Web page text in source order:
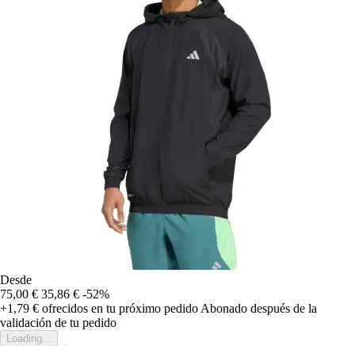
Desde
75,00 € 35,86 € -52%
+1,79 € ofrecidos en tu próximo pedidoAbonado después de la
validación de tu pedido
Loading...